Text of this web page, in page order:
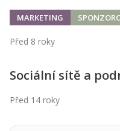
MARKETING
Před 8 roky
Sociální sítě a
Před 14 roky